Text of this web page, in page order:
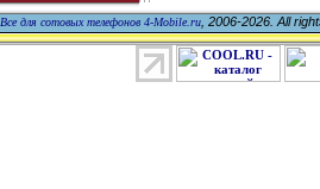
Все для сотовых телефонов 4-Mobile.ru, 2006-2026. All